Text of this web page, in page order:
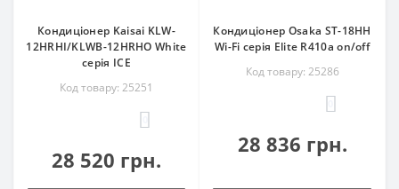
Кондиціонер Kaisai KLW-
12HRHI/KLWB-12HRHO White
серія ICE
Код товару: 25251
28 520 грн.
Кондиціонер Osaka ST-18HH
Wi-Fi серія Elite R410a on/off
Код товару: 25286
28 836 грн.